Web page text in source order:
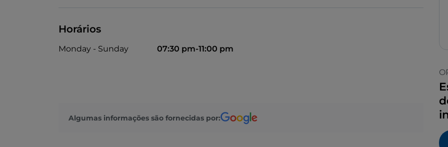
Horários
Monday - Sunday 07:30 pm-11:00 pm
Algumas informações são fornecidas por: